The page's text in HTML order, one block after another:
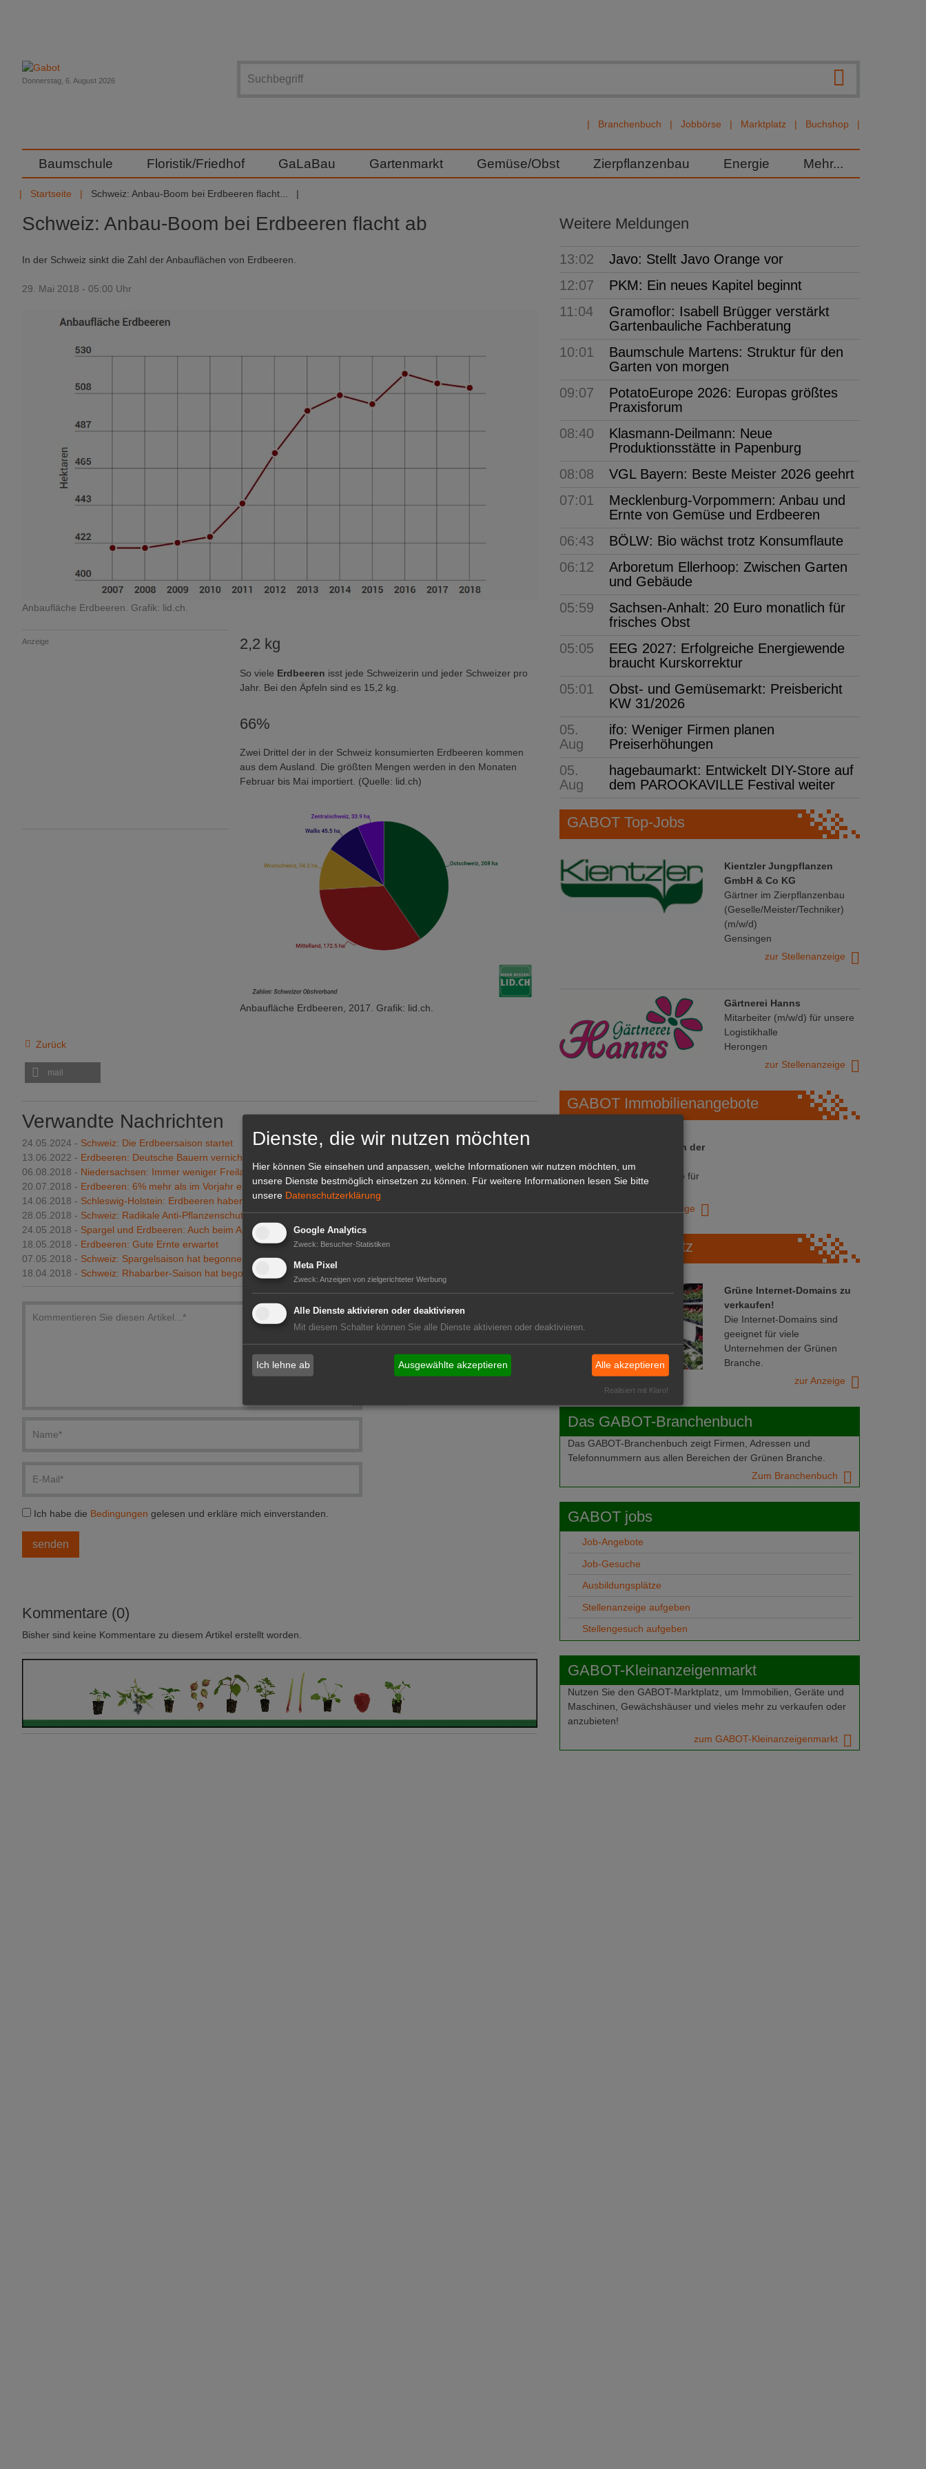
Branchenbuch Jobbörse Marktplatz Buchshop
Donnerstag, 6. August 2026
Baumschule Floristik/Friedhof GaLaBau Gartenmarkt Gemüse/Obst Zierpflanzenbau Energie Mehr...
Startseite Schweiz: Anbau-Boom bei Erdbeeren flacht...
Schweiz: Anbau-Boom bei Erdbeeren flacht ab
In der Schweiz sinkt die Zahl der Anbauflächen von Erdbeeren.
29. Mai 2018 - 05:00 Uhr
Anbaufläche Erdbeeren. Grafik: lid.ch.
Anzeige 2,2 kg
So viele Erdbeeren isst jede Schweizerin und jeder Schweizer pro
Jahr. Bei den Äpfeln sind es 15,2 kg.
66%
Zwei Drittel der in der Schweiz konsumierten Erdbeeren kommen
aus dem Ausland. Die größten Mengen werden in den Monaten
Februar bis Mai importiert. (Quelle: lid.ch)
Anbaufläche Erdbeeren, 2017. Grafik: lid.ch.
Zurück
mail
Verwandte Nachrichten
24.05.2024 - Schweiz: Die Erdbeersaison startet
13.06.2022 - Erdbeeren: Deutsche Bauern vernichten Ernte
06.08.2018 - Niedersachsen: Immer weniger Freiland-Erdbeeren
20.07.2018 - Erdbeeren: 6% mehr als im Vorjahr erwartet
14.06.2018 - Schleswig-Holstein: Erdbeeren haben jetzt Hochsaison
28.05.2018 - Schweiz: Radikale Anti-Pflanzenschutz-Initiative
24.05.2018 - Spargel und Erdbeeren: Auch beim Anbau ein perfektes Duo
18.05.2018 - Erdbeeren: Gute Ernte erwartet
07.05.2018 - Schweiz: Spargelsaison hat begonnen
18.04.2018 - Schweiz: Rhabarber-Saison hat begonnen
Ich habe die Bedingungen gelesen und erkläre mich einverstanden.
Kommentare (0)
Bisher sind keine Kommentare zu diesem Artikel erstellt worden.
Weitere Meldungen
13:02
Javo: Stellt Javo Orange vor
12:07
PKM: Ein neues Kapitel beginnt
11:04
Gramoflor: Isabell Brügger verstärkt
Gartenbauliche Fachberatung
10:01
Baumschule Martens: Struktur für den
Garten von morgen
09:07
PotatoEurope 2026: Europas größtes
Praxisforum
08:40
Klasmann-Deilmann: Neue
Produktionsstätte in Papenburg
08:08
VGL Bayern: Beste Meister 2026 geehrt
07:01
Mecklenburg-Vorpommern: Anbau und
Ernte von Gemüse und Erdbeeren
06:43
BÖLW: Bio wächst trotz Konsumflaute
06:12
Arboretum Ellerhoop: Zwischen Garten
und Gebäude
05:59
Sachsen-Anhalt: 20 Euro monatlich für
frisches Obst
05:05
EEG 2027: Erfolgreiche Energiewende
braucht Kurskorrektur
05:01
Obst- und Gemüsemarkt: Preisbericht
KW 31/2026
05.
Aug
ifo: Weniger Firmen planen
Preiserhöhungen
05.
Aug
hagebaumarkt: Entwickelt DIY-Store auf
dem PAROOKAVILLE Festival weiter
GABOT Top-Jobs
Kientzler Jungpflanzen
GmbH & Co KG
Gärtner im Zierpflanzenbau
(Geselle/Meister/Techniker)
(m/w/d)
Gensingen
zur Stellenanzeige
Gärtnerei Hanns
Mitarbeiter (m/w/d) für unsere
Logistikhalle
Herongen
zur Stellenanzeige
GABOT Immobilienangebote
1A-Lage, ihre Chance in der
grünen Branche
Repräsentative Immobilie für
zur Anzeige
GABOT Marktplatz
Grüne Internet-Domains zu
verkaufen!
Die Internet-Domains sind
geeignet für viele
Unternehmen der Grünen
Branche.
zur Anzeige
Das GABOT-Branchenbuch
Das GABOT-Branchenbuch zeigt Firmen, Adressen und
Telefonnummern aus allen Bereichen der Grünen Branche.
Zum Branchenbuch
GABOT jobs
Job-Angebote
Job-Gesuche
Ausbildungsplätze
Stellenanzeige aufgeben
Stellengesuch aufgeben
GABOT-Kleinanzeigenmarkt
Nutzen Sie den GABOT-Marktplatz, um Immobilien, Geräte und
Maschinen, Gewächshäuser und vieles mehr zu verkaufen oder
anzubieten!
zum GABOT-Kleinanzeigenmarkt
Dienste, die wir nutzen möchten
Hier können Sie einsehen und anpassen, welche Informationen wir nutzen möchten, um
unsere Dienste bestmöglich einsetzen zu können.
Für weitere Informationen lesen Sie bitte
unsere Datenschutzerklärung
Google Analytics
Zweck: Besucher-Statistiken
Meta Pixel
Zweck: Anzeigen von zielgerichteter Werbung
Alle Dienste aktivieren oder deaktivieren
Mit diesem Schalter können Sie alle Dienste aktivieren oder deaktivieren.
Ich lehne ab Ausgewählte akzeptieren Alle akzeptieren
Realisiert mit Klaro!